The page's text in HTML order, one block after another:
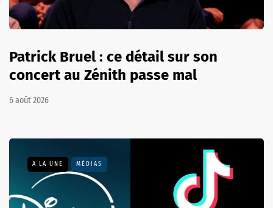
Patrick Bruel : ce détail sur son
concert au Zénith passe mal
6 août 2026
A LA UNE MÉDIAS